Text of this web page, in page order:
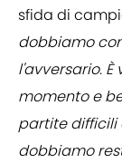
sfida di
dobbiamo
l'avversario.
momento e
partite difficili
dobbiamo